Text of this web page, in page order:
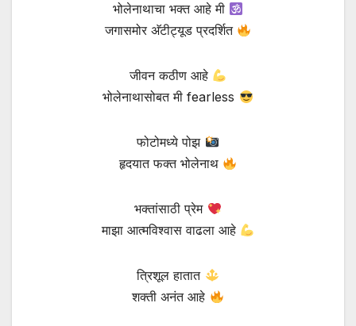
भोलेनाथाचा भक्त आहे मी
जगासमोर अ‍ॅटीट्यूड प्रदर्शित
जीवन कठीण आहे
भोलेनाथासोबत मी fearless
फोटोमध्ये पोझ
हृदयात फक्त भोलेनाथ
भक्तांसाठी प्रेम
माझा आत्मविश्वास वाढला आहे
त्रिशूल हातात
शक्ती अनंत आहे